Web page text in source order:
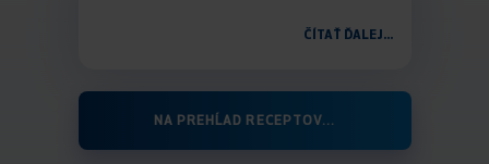
ČÍTAŤ ĎALEJ...
NA PREHĹAD RECEPTOV...